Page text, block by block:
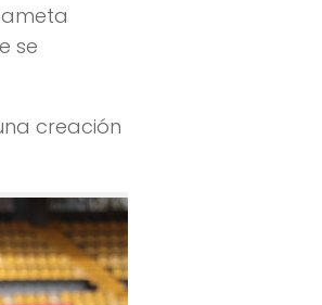
se
creación